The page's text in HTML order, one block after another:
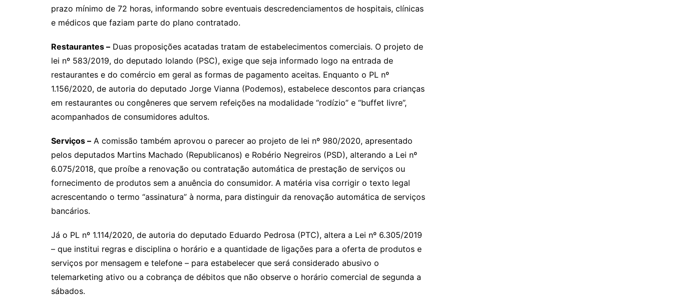
prazo mínimo de 72 horas, informando sobre eventuais descredenciamentos de hospitais, clínicas
e médicos que faziam parte do plano contratado.
Restaurantes – Duas proposições acatadas tratam de estabelecimentos comerciais. O projeto de
lei nº 583/2019, do deputado Iolando (PSC), exige que seja informado logo na entrada de
restaurantes e do comércio em geral as formas de pagamento aceitas. Enquanto o PL nº
1.156/2020, de autoria do deputado Jorge Vianna (Podemos), estabelece descontos para crianças
em restaurantes ou congêneres que servem refeições na modalidade “rodízio” e “buffet livre”,
acompanhados de consumidores adultos.
Serviços – A comissão também aprovou o parecer ao projeto de lei nº 980/2020, apresentado
pelos deputados Martins Machado (Republicanos) e Robério Negreiros (PSD), alterando a Lei nº
6.075/2018, que proíbe a renovação ou contratação automática de prestação de serviços ou
fornecimento de produtos sem a anuência do consumidor. A matéria visa corrigir o texto legal
acrescentando o termo “assinatura” à norma, para distinguir da renovação automática de serviços
bancários.
Já o PL nº 1.114/2020, de autoria do deputado Eduardo Pedrosa (PTC), altera a Lei nº 6.305/2019
– que institui regras e disciplina o horário e a quantidade de ligações para a oferta de produtos e
serviços por mensagem e telefone – para estabelecer que será considerado abusivo o
telemarketing ativo ou a cobrança de débitos que não observe o horário comercial de segunda a
sábados.